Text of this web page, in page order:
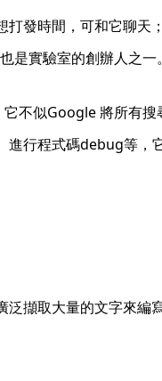
發時間，可和它聊天
實驗室的創辦人之一。
不似Google 將所有
行程式碼debug等，
擷取大量的文字來編